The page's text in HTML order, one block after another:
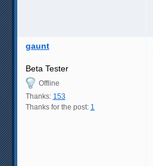
gaunt
Beta Tester
Offline
Thanks: 153
Thanks for the post: 1